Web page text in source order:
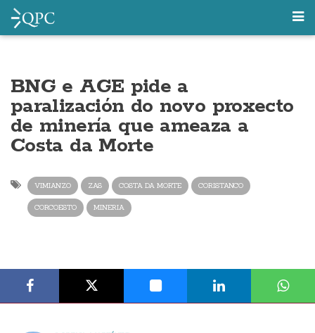
BNG e AGE pide a
paralización do novo proxecto
de minería que ameaza a
Costa da Morte
VIMIANZO ZAS COSTA DA MORTE CORISTANCO
CORCOESTO MINERIA